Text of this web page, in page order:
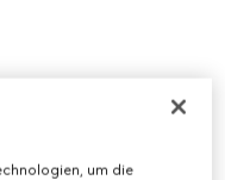
um die